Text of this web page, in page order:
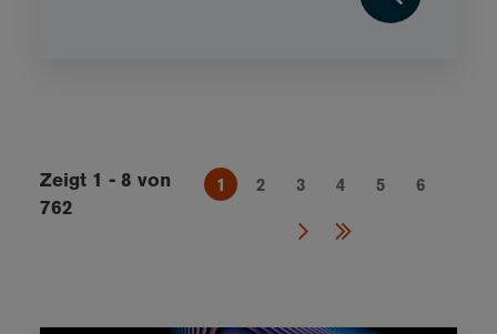
Zeigt 1 - 8 von
762
1 2 3 4 5 6